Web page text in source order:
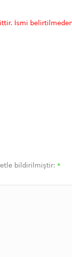
İsmi
bildirilmiştir: *